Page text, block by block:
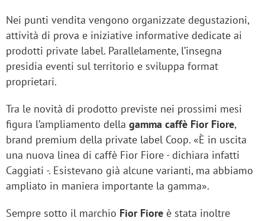
Nei punti vendita vengono organizzate degustazioni,
attività di prova e iniziative informative dedicate ai
prodotti private label. Parallelamente, l’insegna
presidia eventi sul territorio e sviluppa format
proprietari.
Tra le novità di prodotto previste nei prossimi mesi
figura l’ampliamento della gamma caffè Fior Fiore,
brand premium della private label Coop. «È in uscita
una nuova linea di caffè Fior Fiore - dichiara infatti
Caggiati -. Esistevano già alcune varianti, ma abbiamo
ampliato in maniera importante la gamma».
Sempre sotto il marchio Fior Fiore è stata inoltre